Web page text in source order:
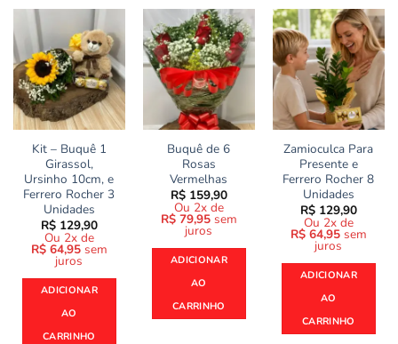
Kit – Buquê 1
Girassol,
Ursinho 10cm, e
Ferrero Rocher 3
Unidades
R$129,90
Ou 2x de
R$64,95 sem
juros
ADICIONAR
AO
CARRINHO
Buquê de 6
Rosas
Vermelhas
R$159,90
Ou 2x de
R$79,95 sem
juros
ADICIONAR
AO
CARRINHO
Zamioculca Para
Presente e
Ferrero Rocher 8
Unidades
R$129,90
Ou 2x de
R$64,95 sem
juros
ADICIONAR
AO
CARRINHO